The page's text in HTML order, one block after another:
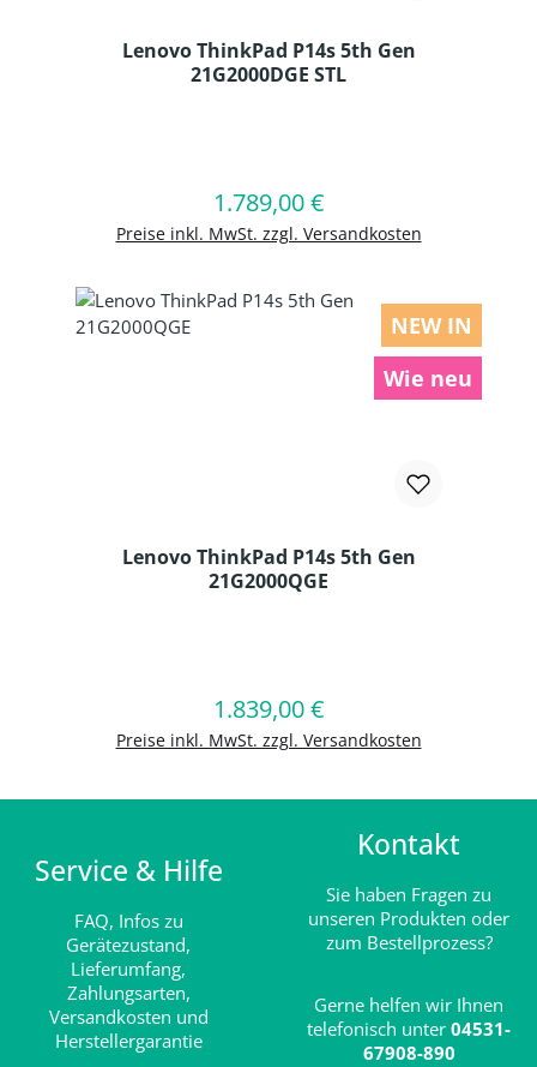
Lenovo ThinkPad P14s 5th Gen
21G2000DGE STL
Regulärer Preis:
1.789,00 €
Preise inkl. MwSt. zzgl. Versandkosten
In den Warenkorb
NEW IN
Wie neu
Lenovo ThinkPad P14s 5th Gen
21G2000QGE
Regulärer Preis:
1.839,00 €
Preise inkl. MwSt. zzgl. Versandkosten
In den Warenkorb
Service & Hilfe
FAQ, Infos zu
Gerätezustand,
Lieferumfang,
Zahlungsarten,
Versandkosten und
Herstellergarantie
Kontakt
Sie haben Fragen zu
unseren Produkten oder
zum Bestellprozess?
Gerne helfen wir Ihnen
telefonisch unter 04531-
67908-890